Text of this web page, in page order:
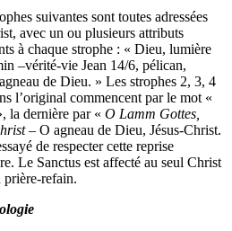
suivantes sont toutes adressées
avec un ou plusieurs attributs
à chaque strophe : « Dieu, lumière
–vérité-vie Jean 14/6, pélican,
de Dieu. » Les strophes 2, 3, 4
l’original commencent par le mot «
la dernière par «O Lamm Gottes,
– O agneau de Dieu, Jésus-Christ.
de respecter cette reprise
Le Sanctus est affecté au seul Christ
prière-refain.